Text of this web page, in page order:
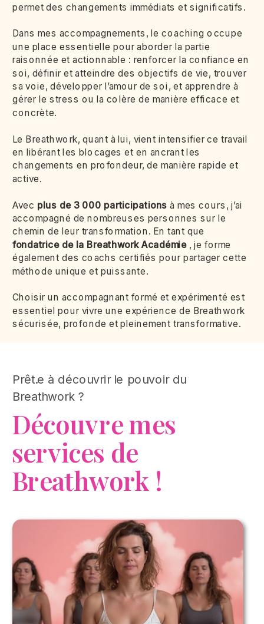
permet des changements immédiats et significatifs.
Dans mes accompagnements, le coaching occupe
une place essentielle pour aborder la partie
raisonnée et actionnable : renforcer la confiance en
soi, définir et atteindre des objectifs de vie, trouver
sa voie, développer l’amour de soi, et apprendre à
gérer le stress ou la colère de manière efficace et
concrète.
Le Breathwork, quant à lui, vient intensifier ce travail
en libérant les blocages et en ancrant les
changements en profondeur, de manière rapide et
active.
Avec plus de 3 000 participations à mes cours, j’ai
accompagné de nombreuses personnes sur le
chemin de leur transformation. En tant que
fondatrice de la Breathwork Académie, je forme
également des coachs certifiés pour partager cette
méthode unique et puissante.
Choisir un accompagnant formé et expérimenté est
essentiel pour vivre une expérience de Breathwork
sécurisée, profonde et pleinement transformative.
Prêt.e à découvrir le pouvoir du
Breathwork ?
Découvre mes
services de
Breathwork !